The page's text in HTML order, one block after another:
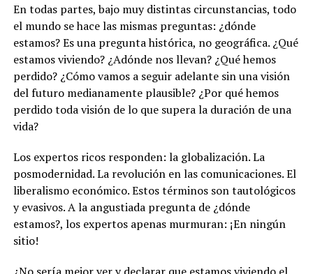
En todas partes, bajo muy distintas circunstancias, todo
el mundo se hace las mismas preguntas: ¿dónde
estamos? Es una pregunta histórica, no geográfica. ¿Qué
estamos viviendo? ¿Adónde nos llevan? ¿Qué hemos
perdido? ¿Cómo vamos a seguir adelante sin una visión
del futuro medianamente plausible? ¿Por qué hemos
perdido toda visión de lo que supera la duración de una
vida?
Los expertos ricos responden: la globalización. La
posmodernidad. La revolución en las comunicaciones. El
liberalismo económico. Estos términos son tautológicos
y evasivos. A la angustiada pregunta de ¿dónde
estamos?, los expertos apenas murmuran: ¡En ningún
sitio!